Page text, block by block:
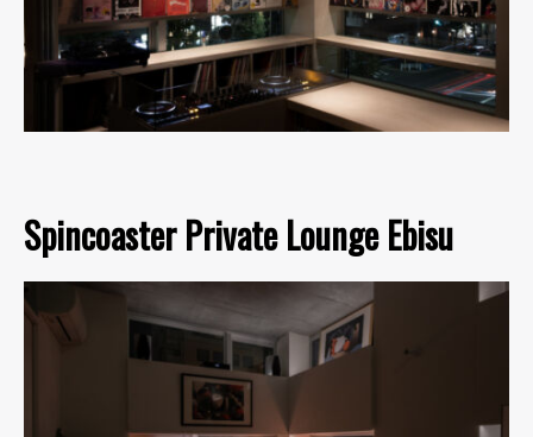
Spincoaster Private Lounge Ebisu